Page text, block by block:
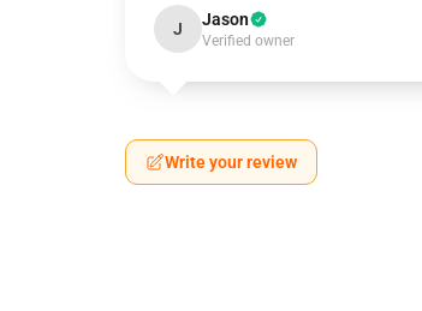
J Jason
Verified owner
Write your review